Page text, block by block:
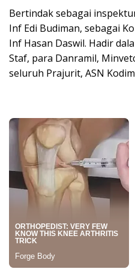
Bertindak sebagai
Inf Edi Budiman, sebagai
Inf Hasan Daswil. Hadir
Staf, para Danramil,
seluruh Prajurit, ASN